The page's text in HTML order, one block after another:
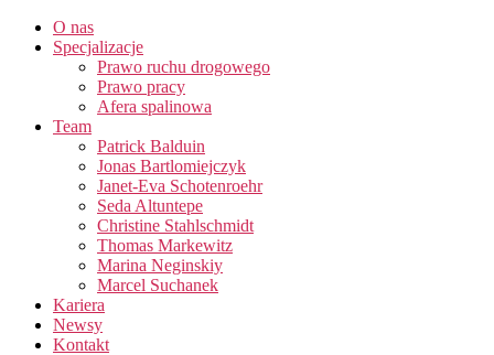
O nas
Specjalizacje
Prawo ruchu drogowego
Prawo pracy​
Afera spalinowa
Team
Patrick Balduin
Jonas Bartlomiejczyk
Janet-Eva Schotenroehr
Seda Altuntepe
Christine Stahlschmidt
Thomas Markewitz
Marina Neginskiy
Marcel Suchanek
Kariera
Newsy
Kontakt